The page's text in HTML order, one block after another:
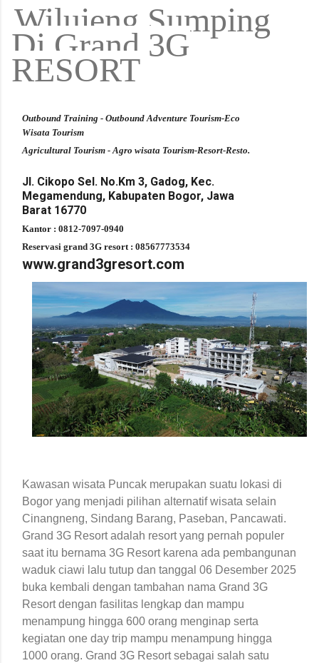
Wilujeng Sumping
Di Grand 3G
RESORT
Outbound Training - Outbound Adventure Tourism-Eco
Wisata Tourism
Agricultural Tourism - Agro wisata Tourism-Resort-Resto.
Jl. Cikopo Sel. No.Km 3, Gadog, Kec.
Megamendung, Kabupaten Bogor, Jawa
Barat 16770
Kantor : 0812-7097-0940
Reservasi grand 3G resort : 08567773534
www.grand3gresort.com
Kawasan wisata Puncak merupakan suatu lokasi di
Bogor yang menjadi pilihan alternatif wisata selain
Cinangneng, Sindang Barang, Paseban, Pancawati.
Grand 3G Resort adalah resort yang pernah populer
saat itu bernama 3G Resort karena ada pembangunan
waduk ciawi lalu tutup dan tanggal 06 Desember 2025
buka kembali dengan tambahan nama Grand 3G
Resort dengan fasilitas lengkap dan mampu
menampung hingga 600 orang menginap serta
kegiatan one day trip mampu menampung hingga
1000 orang. Grand 3G Resort sebagai salah satu